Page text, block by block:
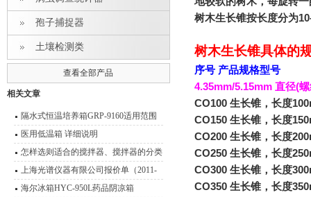
孢子捕捉器
土壤检测类
查看全部产品
相关文章
隔水式恒温培养箱GRP-9160适用范围
医用低温箱 详细说明
怎样选则适合的搅拌器、搅拌器的分类
型号 功能介绍
上海光谱仪器有限公司报价单（2011-
2012）
海尔冰箱HYC-950L药品阴凉箱
树木生长锥按长度分为
树木生长锥具体的
序号 产品规格型号
4.35mm/5.15mm 直径(
CO100 生长锥，长度
CO150 生长锥，长度
CO200 生长锥，长度
CO250 生长锥，长度
CO300 生长锥，长度
CO350 生长锥，长度